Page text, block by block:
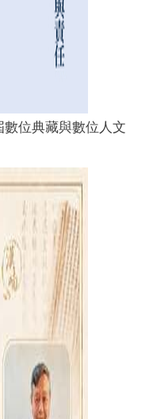
數位典藏與數位人文